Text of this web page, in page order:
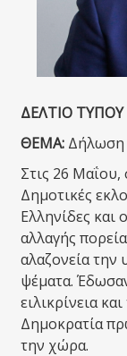
ΔΕΛΤΙΟ ΤΥΠΟΥ
ΘΕΜΑ: Δήλωση
Στις 26 Μαΐου,
Δημοτικές
Ελληνίδες και
αλλαγής
αλαζονεία την
ψέματα.
ειλικρίνεια
Δημοκρατία
την χώρα.